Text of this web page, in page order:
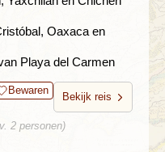
Oaxaca en
Playa del Carmen
Bewaren
Bekijk reis
2 personen)